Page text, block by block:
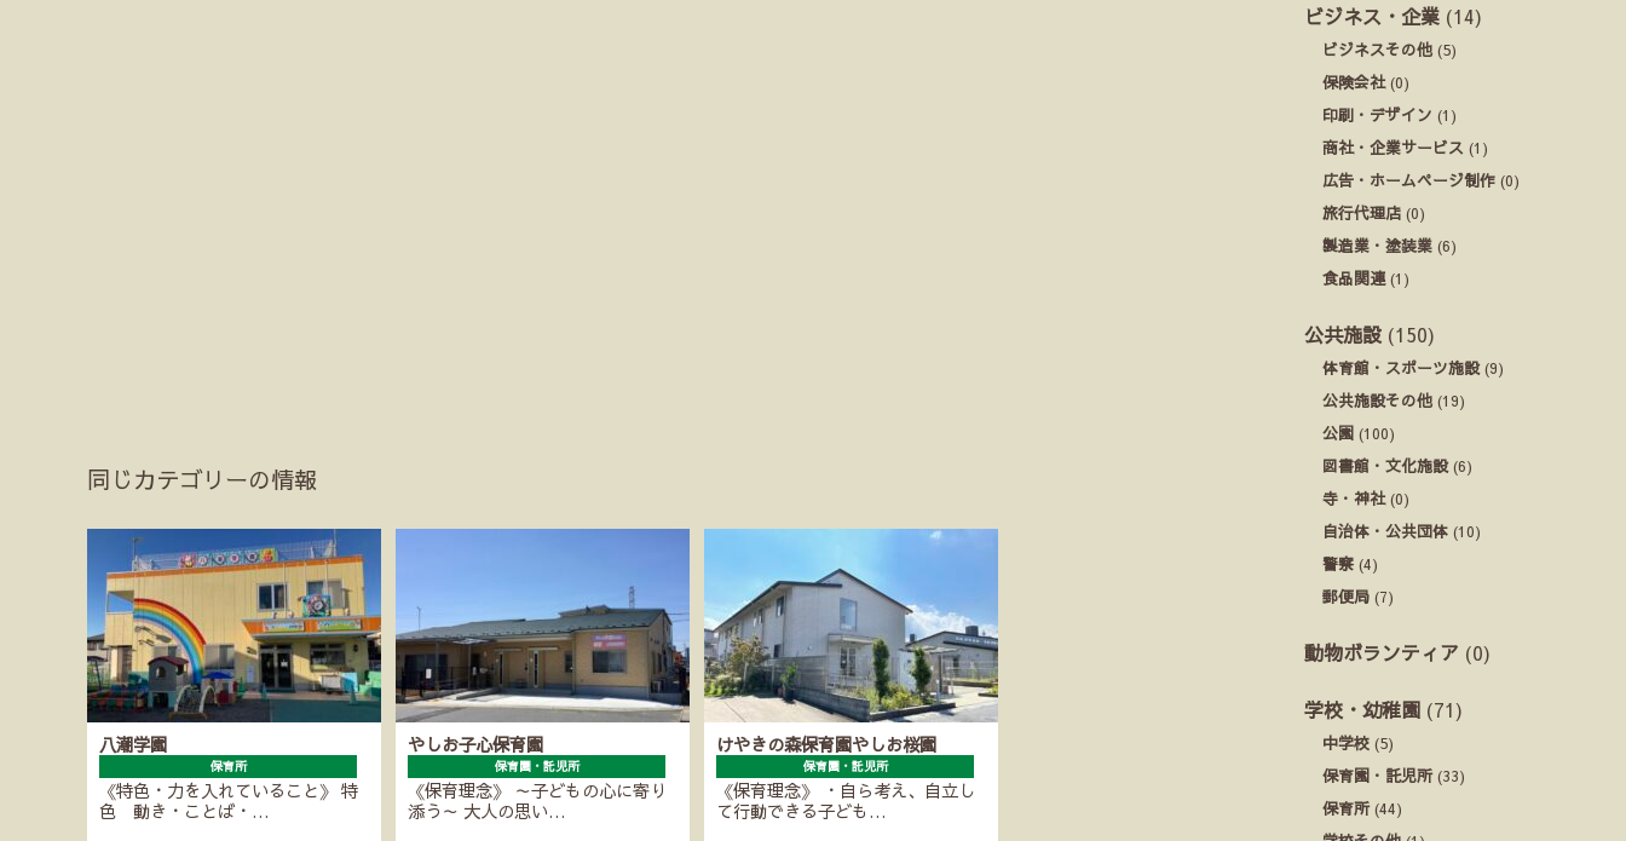
同じカテゴリーの情報
八潮学園
保育所
《特色・力を入れていること》 特
色 動き・ことば・…
やしお子心保育園
保育園・託児所
《保育理念》 ～子どもの心に寄り
添う～ 大人の思い…
けやきの森保育園やしお桜園
保育園・託児所
《保育理念》 ・自ら考え、自立し
て行動できる子ども…
ビジネス・企業 (14)
ビジネスその他 (5)
保険会社(0)
印刷・デザイン (1)
商社・企業サービス (1)
広告・ホームページ制作 (0)
旅行代理店 (0)
製造業・塗装業 (6)
食品関連 (1)
公共施設 (150)
体育館・スポーツ施設(9)
公共施設その他 (19)
公園 (100)
図書館・文化施設(6)
寺・神社(0)
自治体・公共団体 (10)
警察 (4)
郵便局 (7)
動物ボランティア (0)
学校・幼稚園 (71)
中学校 (5)
保育園・託児所(33)
保育所(44)